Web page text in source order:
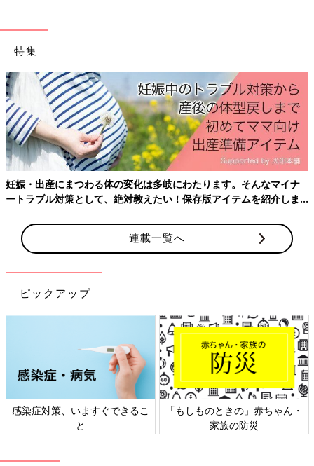
妊娠超初期から産後1カ月までの気がかりをしっかりサポート！
妊娠月数ごとにママの体の変化と「今すること」を徹底紹介する
Amazonで見る
Amazonで見る（mini版）
楽天ブックスで見る
楽天ブックスで見る（mini版）
特集
妊娠・出産にまつわる体の変化は多岐にわたります。そんなマイナ
ートラブル対策として、絶対教えたい！保存版アイテムを紹介しま
連載一覧へ
ピックアップ
感染症対策、いますぐできるこ
と
「もしものときの」赤ちゃん・
家族の防災